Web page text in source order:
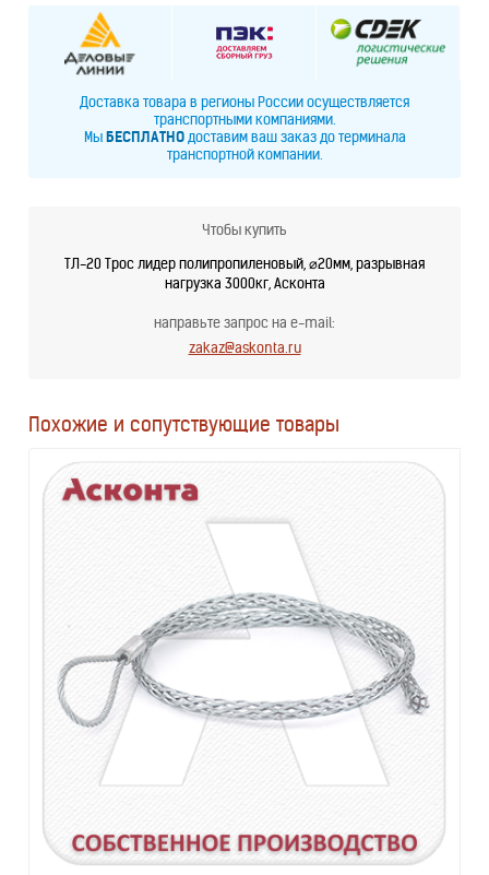
Доставка товара в регионы России осуществляется
транспортными компаниями.
МыБЕСПЛАТНОдоставим ваш заказ до терминала
транспортной компании.
Чтобы купить
ТЛ-20 Трос лидер полипропиленовый, ⌀20мм, разрывная
нагрузка 3000кг, Асконта
направьте запрос на e-mail:
zakaz@askonta.ru
Похожие и сопутствующие товары